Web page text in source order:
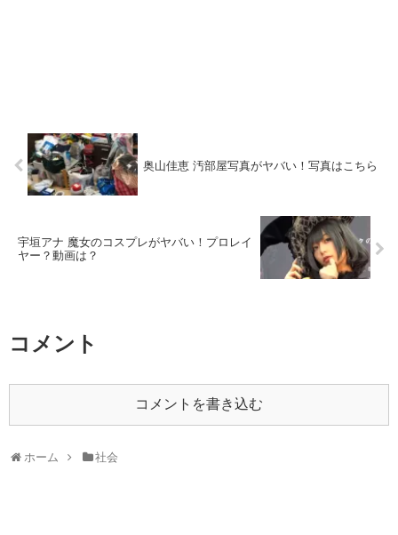
奥山佳恵 汚部屋写真がヤバい！写真はこちら
宇垣アナ 魔女のコスプレがヤバい！プロレイ
ヤー？動画は？
コメント
コメントを書き込む
ホーム 社会